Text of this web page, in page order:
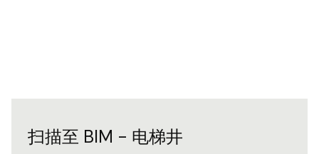
扫描至 BIM - 电梯井